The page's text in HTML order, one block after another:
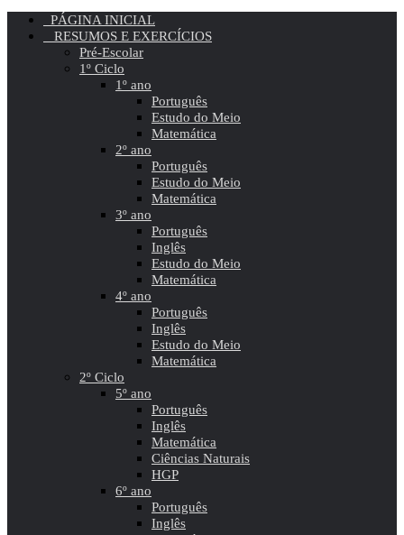
PÁGINA INICIAL
RESUMOS E EXERCÍCIOS
Pré-Escolar
1º Ciclo
1º ano
Português
Estudo do Meio
Matemática
2º ano
Português
Estudo do Meio
Matemática
3º ano
Português
Inglês
Estudo do Meio
Matemática
4º ano
Português
Inglês
Estudo do Meio
Matemática
2º Ciclo
5º ano
Português
Inglês
Matemática
Ciências Naturais
HGP
6º ano
Português
Inglês